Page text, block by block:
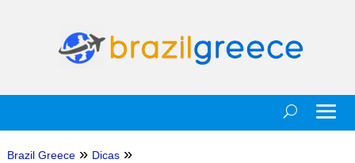
Brazil Greece » Dicas »